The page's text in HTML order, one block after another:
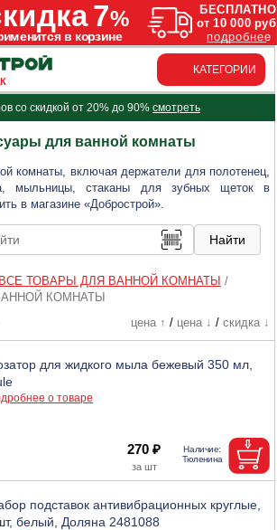
КАТЕГОРИИ
со скидкой от 20% до 90% смотреть
для ванной комнаты
комнаты, включая держатели для полотенец,
мыльницы, стаканы для зубных щеток в
в магазине «Добрострой».
ВСЕ ТОВАРЫ ДЛЯ ВАННОЙ КОМНАТЫ /
КОМНАТЫ
цена ↑ / цена ↓ / скидка ↓
для жидкого мыла бежевый 350 мл,
о товаре
270 ₽
подставок антивибрационных круглые,
белый, Доляна 2481088